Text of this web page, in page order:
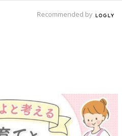
Recommended by